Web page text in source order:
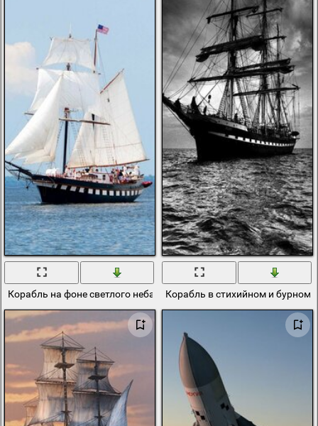
Корабль на фоне светлого неба Корабль в стихийном и бурном